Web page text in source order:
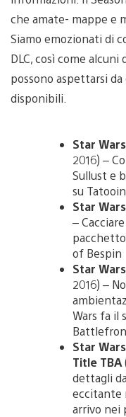
che amate- mappe e
Siamo emozionati di
DLC, così come
possono aspettarsi da
disponibili.
Star
2016) –
Sullust e
su
Star
–
of Bespin
Star
2016) –
Wars fa il
Star
Title TBA
dettagli
eccitante
arrivo nei